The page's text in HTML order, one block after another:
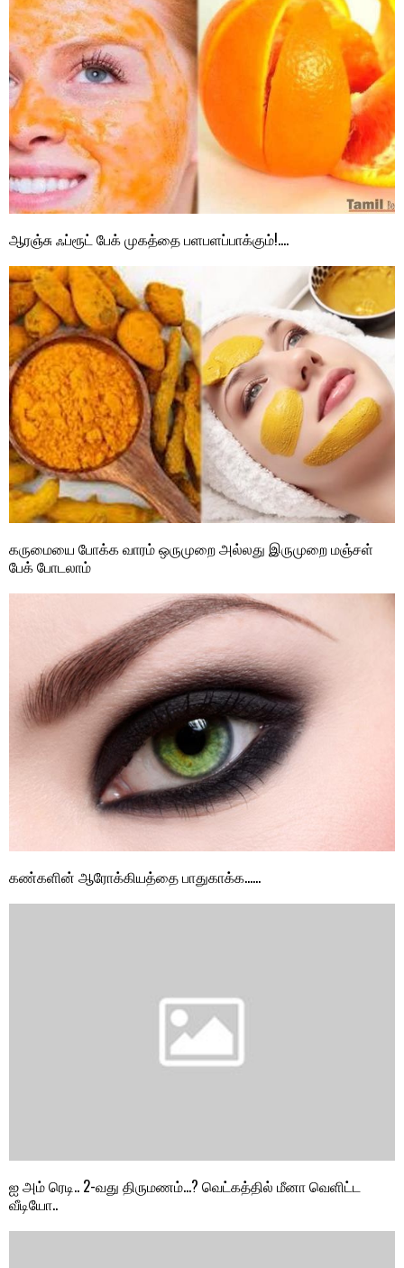
ஆரஞ்சு ஃப்ரூட் பேக் முகத்தை பளபளப்பாக்கும்!….
கருமையை போக்க வாரம் ஒருமுறை அல்லது இருமுறை மஞ்சள்
பேக் போடலாம்
கண்களின் ஆரோக்கியத்தை பாதுகாக்க……
ஐ அம் ரெடி.. 2-வது திருமணம்…? வெட்கத்தில் மீனா வெளிட்ட
வீடியோ..